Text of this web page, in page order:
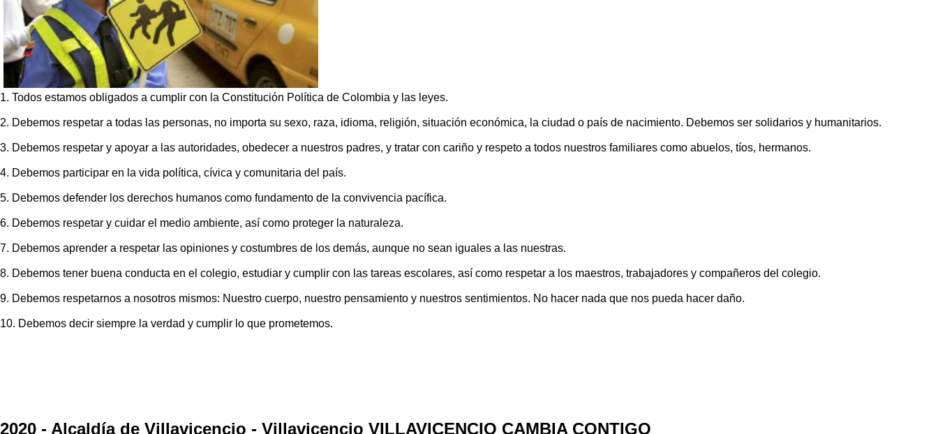
​1. Todos estamos obligados a cumplir con la Constitución Política de Colombia y las leyes.
2. Debemos respetar a todas las personas, no importa su sexo, raza, idioma, religión, situación económica, la ciudad o país de nacimiento. Debemos ser solidarios y humanitarios.
3. Debemos respetar y apoyar a las autoridades, obedecer a nuestros padres, y tratar con cariño y respeto a todos nuestros familiares como abuelos, tíos, hermanos.
4. Debemos participar en la vida política, cívica y comunitaria del país.
5. Debemos defender los derechos humanos como fundamento de la convivencia pacífica.
6. Debemos respetar y cuidar el medio ambiente, así como proteger la naturaleza.
7. Debemos aprender a respetar las opiniones y costumbres de los demás, aunque no sean iguales a las nuestras.
8. Debemos tener buena conducta en el colegio, estudiar y cumplir con las tareas escolares, así como respetar a los maestros, trabajadores y compañeros del colegio.
9. Debemos respetarnos a nosotros mismos: Nuestro cuerpo, nuestro pensamiento y nuestros sentimientos. No hacer nada que nos pueda hacer daño.
10. Debemos decir siempre la verdad y cumplir lo que prometemos.
2020 - Alcaldía de Villavicencio - Villavicencio VILLAVICENCIO CAMBIA CONTIGO